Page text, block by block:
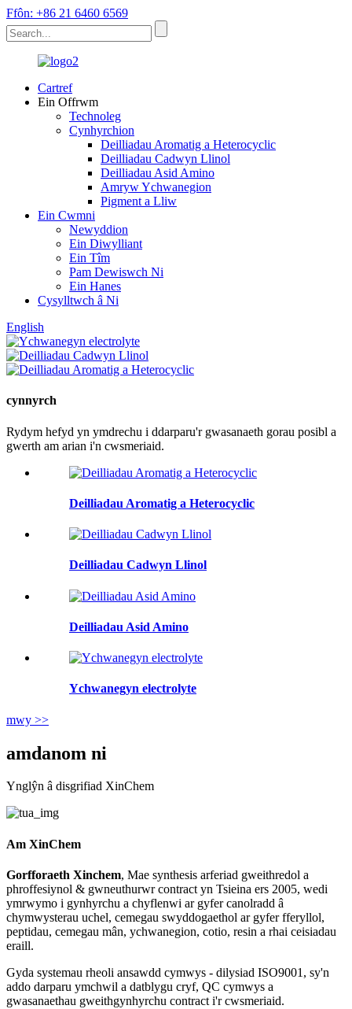
Ffôn: +86 21 6460 6569
Cartref
Ein Offrwm
Technoleg
Cynhyrchion
Deilliadau Aromatig a Heterocyclic
Deilliadau Cadwyn Llinol
Deilliadau Asid Amino
Amryw Ychwanegion
Pigment a Lliw
Ein Cwmni
Newyddion
Ein Diwylliant
Ein Tîm
Pam Dewiswch Ni
Ein Hanes
Cysylltwch â Ni
English
cynnyrch
Rydym hefyd yn ymdrechu i ddarparu'r gwasanaeth gorau posibl a
gwerth am arian i'n cwsmeriaid.
Deilliadau Aromatig a Heterocyclic
Deilliadau Cadwyn Llinol
Deilliadau Asid Amino
Ychwanegyn electrolyte
mwy >>
amdanom ni
Ynglŷn â disgrifiad XinChem
Am XinChem
Gorfforaeth Xinchem, Mae synthesis arferiad gweithredol a
phroffesiynol & gwneuthurwr contract yn Tsieina ers 2005, wedi
ymrwymo i gynhyrchu a chyflenwi ar gyfer canolradd â
chymwysterau uchel, cemegau swyddogaethol ar gyfer fferyllol,
peptidau, cemegau mân, ychwanegion, cotio, resin a rhai ceisiadau
eraill.
Gyda systemau rheoli ansawdd cymwys - dilysiad ISO9001, sy'n
addo darparu ymchwil a datblygu cryf, QC cymwys a
gwasanaethau gweithgynhyrchu contract i'r cwsmeriaid.